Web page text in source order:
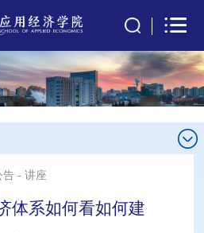
告 -讲座
体系如何看如何建